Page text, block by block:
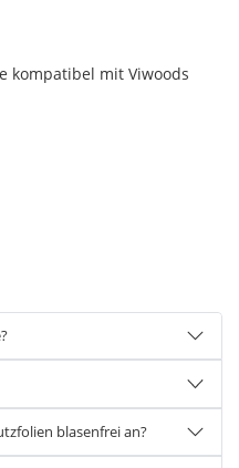
kompatibel mit Viwoods
blasenfrei an?